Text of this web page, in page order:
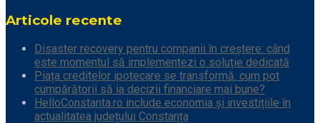
Articole recente
Disaster recovery pentru companii în creștere: când
este momentul să implementezi o soluție dedicată
Piața creditelor ipotecare se transformă: cum pot
cumpărătorii să ia decizii financiare mai bune?
HelloConstanta.ro include economia și investițiile în
actualitatea județului Constanța